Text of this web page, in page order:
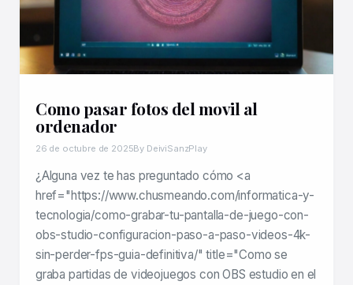
Como pasar fotos del movil al
ordenador
26 de octubre de 2025By DeiviSanzPlay
¿Alguna vez te has preguntado cómo <a
href="https://www.chusmeando.com/informatica-y-
tecnologia/como-grabar-tu-pantalla-de-juego-con-
obs-studio-configuracion-paso-a-paso-videos-4k-
sin-perder-fps-guia-definitiva/" title="Como se
graba partidas de videojuegos con OBS estudio en el